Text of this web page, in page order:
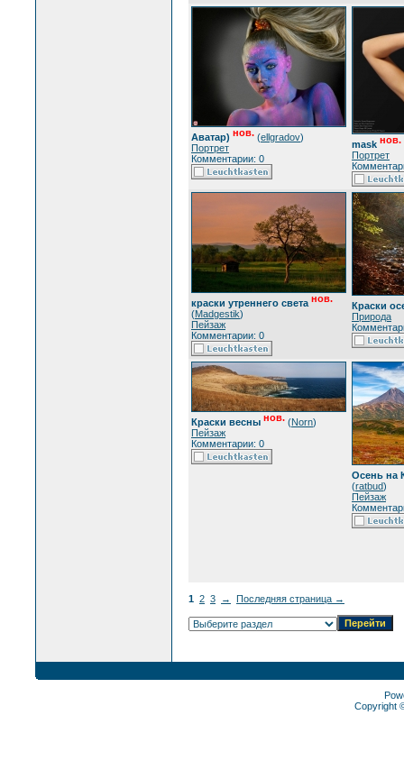
Аватар) нов. (ellgradov)
Портрет
Комментарии: 0
mask нов.
Портрет
краски утреннего света нов.
(Madgestik)
Пейзаж
Комментарии: 0
Краски
Природа
Краски весны нов. (Norn)
Пейзаж
Комментарии: 0
Осень на
(ratbud)
Пейзаж
1 2 3 → Последняя страница →
Copyright